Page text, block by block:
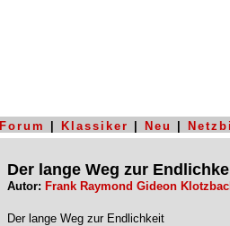
Forum Klassiker Neu
Der lange Weg zur
Autor: Frank Raymond Gideon
Der lange Weg zur Endlichkeit